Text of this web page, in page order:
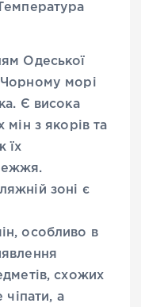
Одеської
морі
Є висока
мін з якорів та
їх
зоні є
особливо в
схожих
чіпати, а